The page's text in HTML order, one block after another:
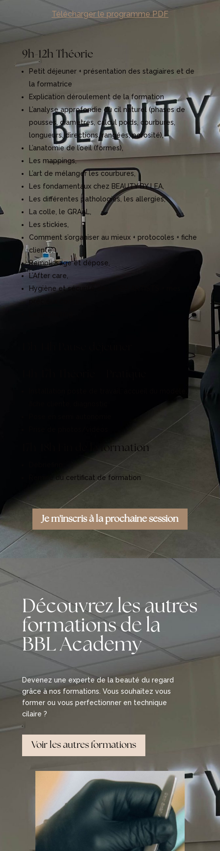
Télécharger le programme PDF
9h-12h Théorie
Petit déjeuner + présentation des stagiaires et de
la formatrice
Explication déroulement de la formation
L’analyse approfondie du cil naturel (phases de
pousses, diamètres, calcul poids, courbures,
longueurs, directions, rangées, porosité),
L’anatomie de l’oeil (formes),
Les mappings,
L’art de mélanger les courbures,
Les fondamentaux chez BEAUTY BY LEA,
Les différentes pathologies, les allergies,
La colle, le GRAAL,
Les stickies,
Comment s’organiser au mieux + protocoles + fiche
cliente,
Remplissage et dépose,
L’After care,
Hygiène et sécurité des LASH ARTISTS + mes
précieux conseils,
17h-18h Fin de la formation
Remise du certificat de formation
Je m'inscris à la prochaine session
Découvrez les autres
formations de la
BBL Academy
Devenez une experte de la beauté du regard
grâce à nos formations. Vous souhaitez vous
former ou vous perfectionner en technique
cilaire ?
Voir les autres formations